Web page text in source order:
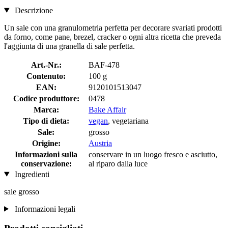
Descrizione
Un sale con una granulometria perfetta per decorare svariati prodotti
da forno, come pane, brezel, cracker o ogni altra ricetta che preveda
l'aggiunta di una granella di sale perfetta.
Art.-Nr.:
BAF-478
Contenuto:
100 g
EAN:
9120101513047
Codice produttore:
0478
Marca:
Bake Affair
Tipo di dieta:
vegan, vegetariana
Sale:
grosso
Origine:
Austria
Informazioni sulla
conservazione:
conservare in un luogo fresco e asciutto,
al riparo dalla luce
Ingredienti
sale grosso
Informazioni legali